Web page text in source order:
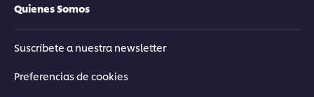
Quienes Somos
Suscríbete a nuestra newsletter
Preferencias de cookies